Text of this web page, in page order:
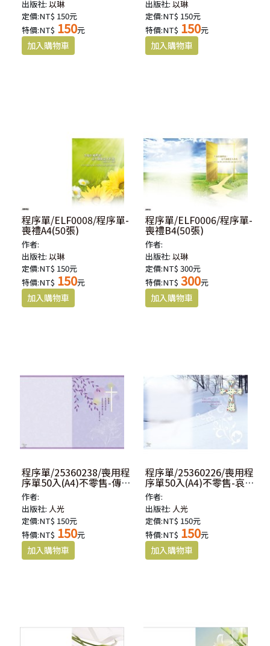
出版社:以琳
定價:NT$ 150元
特價:NT$ 150元
出版社:以琳
定價:NT$ 150元
特價:NT$ 150元
程序單/ELF0008/程序單-
喪禮A4(50張)
作者:
出版社:以琳
定價:NT$ 150元
特價:NT$ 150元
程序單/ELF0006/程序單-
喪禮B4(50張)
作者:
出版社:以琳
定價:NT$ 300元
特價:NT$ 300元
程序單/25360238/喪用程
序單50入(A4)不零售-傳
3:11
作者:
出版社: 人光
定價:NT$ 150元
特價:NT$ 150元
程序單/25360226/喪用程
序單50入(A4)不零售-哀
3:32
作者:
出版社: 人光
定價:NT$ 150元
特價:NT$ 150元